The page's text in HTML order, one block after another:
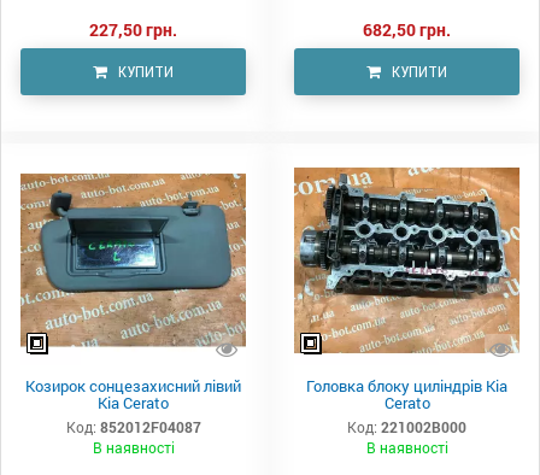
227,50 грн.
КУПИТИ
682,50 грн.
КУПИТИ
Козирок сонцезахисний лівий
Kia Cerato
Код: 852012F04087
В наявності
Головка блоку циліндрів Kia
Cerato
Код: 221002B000
В наявності